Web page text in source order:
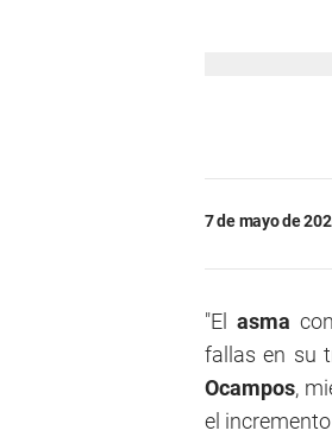
7 de mayo de
"El asma
fallas en su
Ocampos,
el